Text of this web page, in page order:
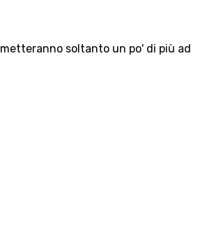
soltanto un po' di più ad